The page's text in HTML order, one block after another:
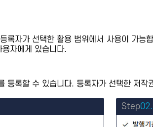
록자가 선택한 활용 범위에서 사용이 가
자에게 있습니다.
등록할 수 있습니다. 등록자가 선택한 저
Step02.